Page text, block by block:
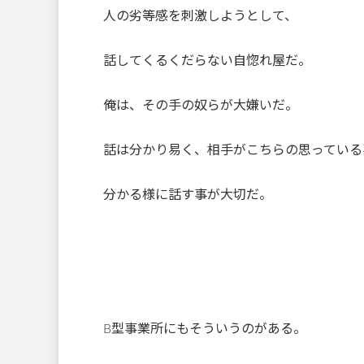
人の劣等感を刺激しようとして、
話してくるくだらない自惚れ屋だ。
俺は、その手の奴らが大嫌いだ。
話は分かり易く、相手がこちらの思ってい
分かる様に話す事が大切だ。
B型事業所にもそういうのがある。